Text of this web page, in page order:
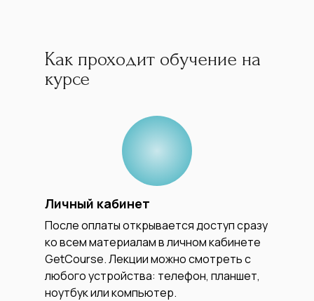
Как проходит обучение на
курсе
Личный кабинет
После оплаты открывается доступ сразу
ко всем материалам в личном кабинете
GetCourse. Лекции можно смотреть с
любого устройства: телефон, планшет,
ноутбук или компьютер.